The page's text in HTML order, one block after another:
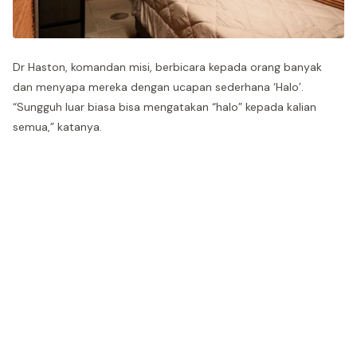
Dr Haston, komandan misi, berbicara kepada orang banyak
dan menyapa mereka dengan ucapan sederhana ‘Halo’.
“Sungguh luar biasa bisa mengatakan “halo” kepada kalian
semua,” katanya.